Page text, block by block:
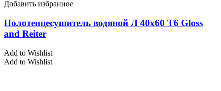
Добавить избранное
Полотенцесушитель водяной Л 40х60 Т6 Gloss
and Reiter
Add to Wishlist
Add to Wishlist